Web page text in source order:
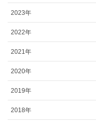
2023年
2022年
2021年
2020年
2019年
2018年